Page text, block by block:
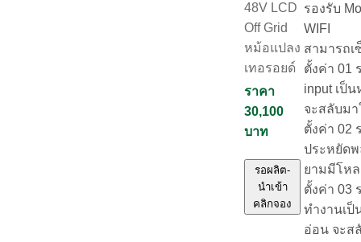
48V LCD
Off Grid
หม้อแปลง
เทอรอยด์
ราคา
30,100
บาท
รอผลิต-
นำเข้า
คลิกจอง
รองรับ
WIFI
สามารถเ
ตั้งค่า 01
input เป็
จะสลับมา
ตั้งค่า 02
ประหยัด
ยามมีโห
ตั้งค่า 03
ทำงานเป็
อ่อน จะส